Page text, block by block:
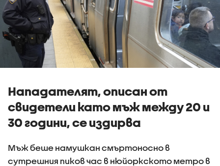
Нападателят, описан от
свидетели като мъж между 20 и
30 години, се издирва
Мъж беше намушкан смъртоносно в
сутрешния пиков час в нюйоркското метро в